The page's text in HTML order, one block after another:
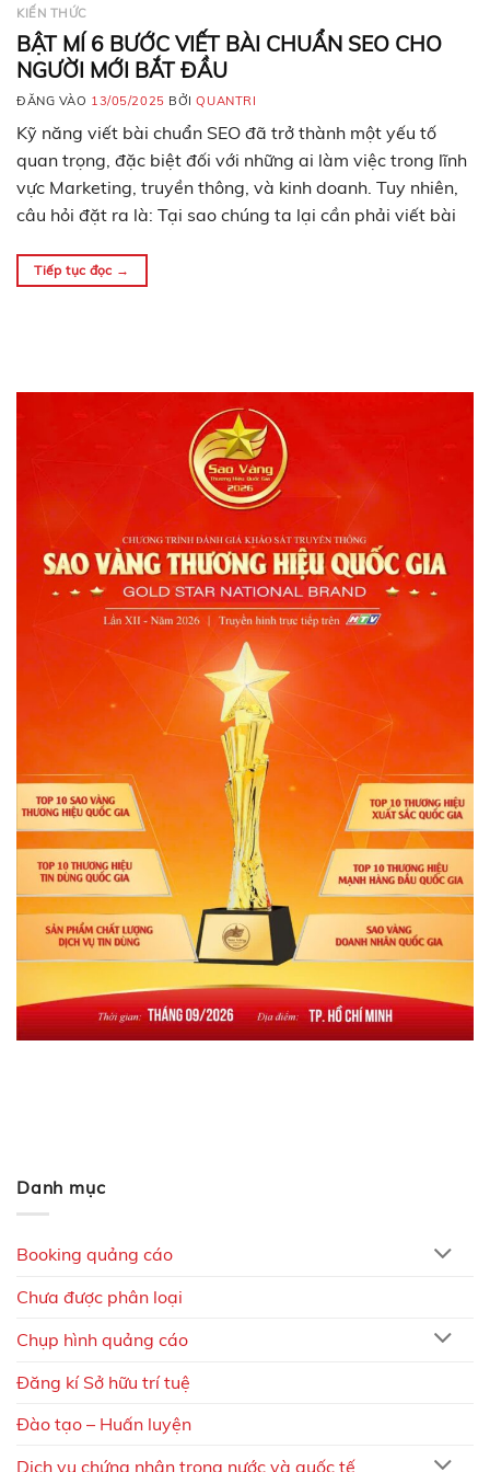
KIẾN THỨC
BẬT MÍ 6 BƯỚC VIẾT BÀI CHUẨN SEO CHO
NGƯỜI MỚI BẮT ĐẦU
ĐĂNG VÀO 13/05/2025 BỞIQUANTRI
Kỹ năng viết bài chuẩn SEO đã trở thành một yếu tố
quan trọng, đặc biệt đối với những ai làm việc trong lĩnh
vực Marketing, truyền thông, và kinh doanh. Tuy nhiên,
câu hỏi đặt ra là: Tại sao chúng ta lại cần phải viết bài
Tiếp tục đọc →
Danh mục
Booking quảng cáo
Chưa được phân loại
Chụp hình quảng cáo
Đăng kí Sở hữu trí tuệ
Đào tạo – Huấn luyện
Dịch vụ chứng nhận trong nước và quốc tế